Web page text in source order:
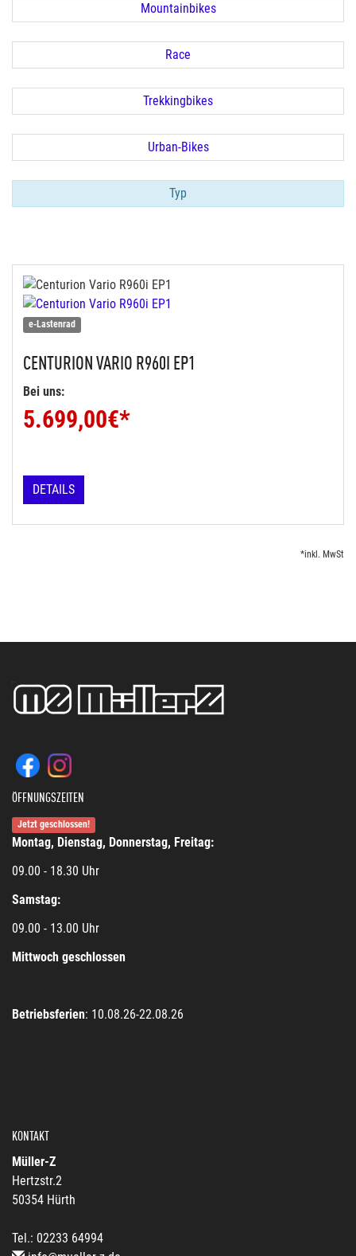
Mountainbikes
Race
Trekkingbikes
Urban-Bikes
Typ
e-Lastenrad
CENTURIONVARIO R960I EP1
Bei uns:
5.699,00€*
DETAILS
*inkl. MwSt
ÖFFNUNGSZEITEN
Jetzt geschlossen!
Montag, Dienstag, Donnerstag, Freitag:
09.00 - 18.30 Uhr
Samstag:
09.00 - 13.00 Uhr
Mittwoch geschlossen
Betriebsferien: 10.08.26-22.08.26
KONTAKT
Müller-Z
Hertzstr.2
50354 Hürth
Tel.: 02233 64994